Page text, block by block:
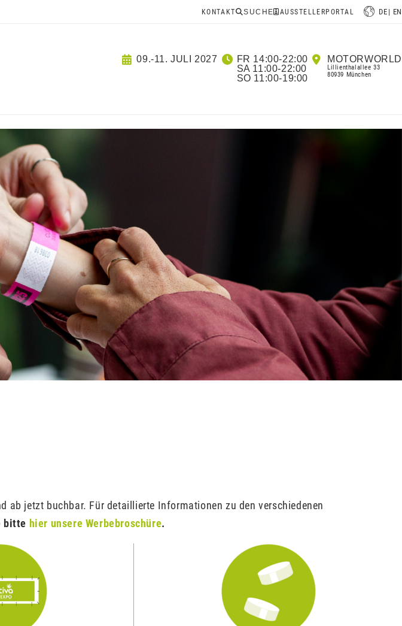
KONTAKT SUCHE AUSSTELLERPORTAL DE EN
09.-11. JULI 2027
FR 14:00-22:00
SA 11:00-22:00
SO 11:00-19:00
MOTORWORLD
Lillienthalallee 33
80939 München
ab jetzt buchbar. Für detaillierte Informationen zu den verschiedenen
bitte hier unsere Werbebroschüre.